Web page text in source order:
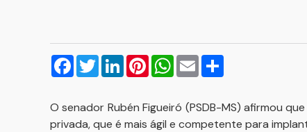
Facebook
TwitterLinkedInPinterestWhatsApp
Email
O senador Rubén Figueiró (PSDB-MS) afirmou
privada, que é mais ágil e competente para